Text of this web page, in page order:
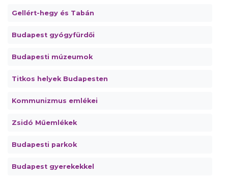
Gellért-hegy és Tabán
Budapest gyógyfürdői
Budapesti múzeumok
Titkos helyek Budapesten
Kommunizmus emlékei
Zsidó Műemlékek
Budapesti parkok
Budapest gyerekekkel